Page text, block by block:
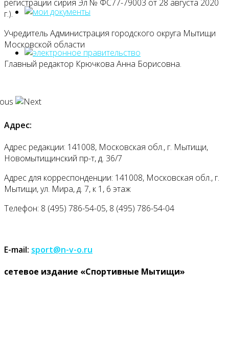
регистрации сирия Эл № ФС77-79003 от 28 августа 2020
г.).
Учредитель Администрация городского округа Мытищи
Московской области
Главный редактор Крючкова Анна Борисовна.
Адрес:
Адрес редакции: 141008, Московская обл., г. Мытищи,
Новомытищинский пр-т, д. 36/7
Адрес для корреспонденции: 141008, Московская обл., г.
Мытищи, ул. Мира, д. 7, к 1, 6 этаж
Телефон: 8 (495) 786-54-05, 8 (495) 786-54-04
E-mail: sport@n-v-o.ru
cетевое издание «Спортивные Мытищи»